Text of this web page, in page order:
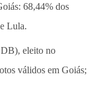
68,44% dos
Lula.
eleito no
válidos em Goiás;